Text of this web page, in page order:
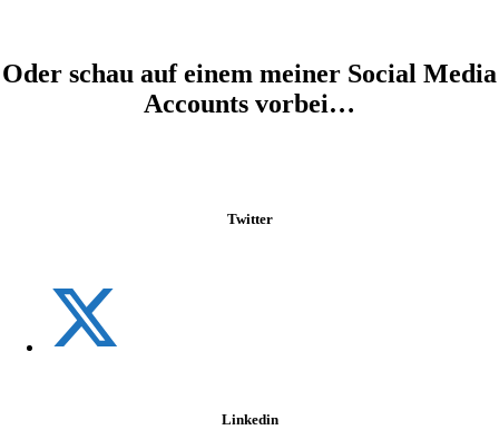
Oder schau auf einem meiner Social Media
Accounts vorbei…
Twitter
Linkedin